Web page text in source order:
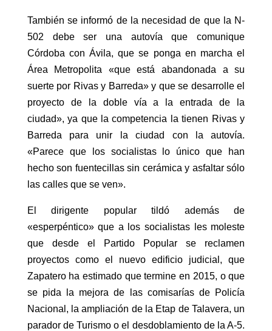
También se informó de la necesidad de que la N-
502 debe ser una autovía que comunique
Córdoba con Ávila, que se ponga en marcha el
Área Metropolita «que está abandonada a su
suerte por Rivas y Barreda» y que se desarrolle el
proyecto de la doble vía a la entrada de la
ciudad», ya que la competencia la tienen Rivas y
Barreda para unir la ciudad con la autovía.
«Parece que los socialistas lo único que han
hecho son fuentecillas sin cerámica y asfaltar sólo
las calles que se ven».
El dirigente popular tildó además de
«esperpéntico» que a los socialistas les moleste
que desde el Partido Popular se reclamen
proyectos como el nuevo edificio judicial, que
Zapatero ha estimado que termine en 2015, o que
se pida la mejora de las comisarías de Policía
Nacional, la ampliación de la Etap de Talavera, un
parador de Turismo o el desdoblamiento de la A-5.